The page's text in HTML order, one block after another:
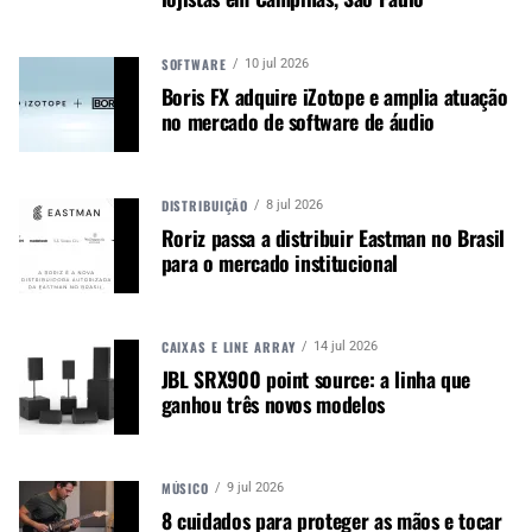
Gotoh e ponte fixa Hipshot 6 para melhorar a
entonação e o sustain. Seu acabamento é Snow
White, completo com headstock 3×3 AT-1 da
Dinky DK Modern
EverTune 7
Dinky DK Modern
HT6 MS
Autor: Redação M&M
Música &amp; Mercado é uma
SOFTWARE 10 jul 2026
Boris FX adquire iZotope e amplia atuação
no mercado de software de áudio
DISTRIBUIÇÃO 8 jul 2026
Roriz passa a distribuir Eastman no Brasil
para o mercado institucional
CAIXAS E LINE ARRAY 14 jul 2026
JBL SRX900 point source: a linha que
ganhou três novos modelos
MÚSICO 9 jul 2026
8 cuidados para proteger as mãos e tocar